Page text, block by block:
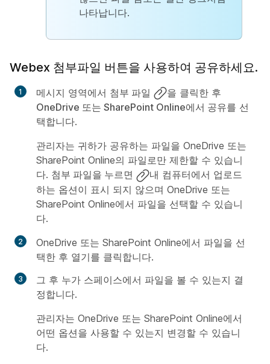
나타납니다.
Webex 첨부파일 버튼을 사용하여 공유하세요.
메시지 영역에서 첨부 파일
을 클릭한 후
OneDrive 또는 SharePoint Online에서 공유를 선
택합니다.
관리자는 귀하가 공유하는 파일을 OneDrive 또는
SharePoint Online의 파일로만 제한할 수 있습니
다. 첨부 파일을 누르면
내 컴퓨터에서 업로드
하는 옵션이 표시 되지 않으며 OneDrive 또는
SharePoint Online에서 파일을 선택할 수 있습니
다.
OneDrive 또는 SharePoint Online에서 파일을 선
택한 후 열기를 클릭합니다.
그 후 누가 스페이스에서 파일을 볼 수 있는지 결
정합니다.
관리자는 OneDrive 또는 SharePoint Online에서
어떤 옵션을 사용할 수 있는지 변경할 수 있습니
다.